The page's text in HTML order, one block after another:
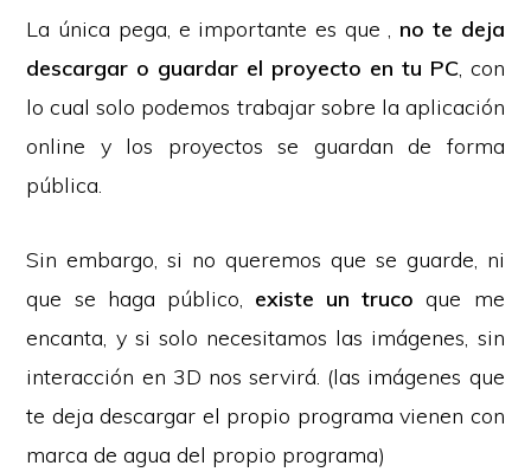
La única pega, e importante es que , no te deja
descargar o guardar el proyecto en tu PC, con
lo cual solo podemos trabajar sobre la aplicación
online y los proyectos se guardan de forma
pública.
Sin embargo, si no queremos que se guarde, ni
que se haga público, existe un truco que me
encanta, y si solo necesitamos las imágenes, sin
interacción en 3D nos servirá. (las imágenes que
te deja descargar el propio programa vienen con
marca de agua del propio programa)